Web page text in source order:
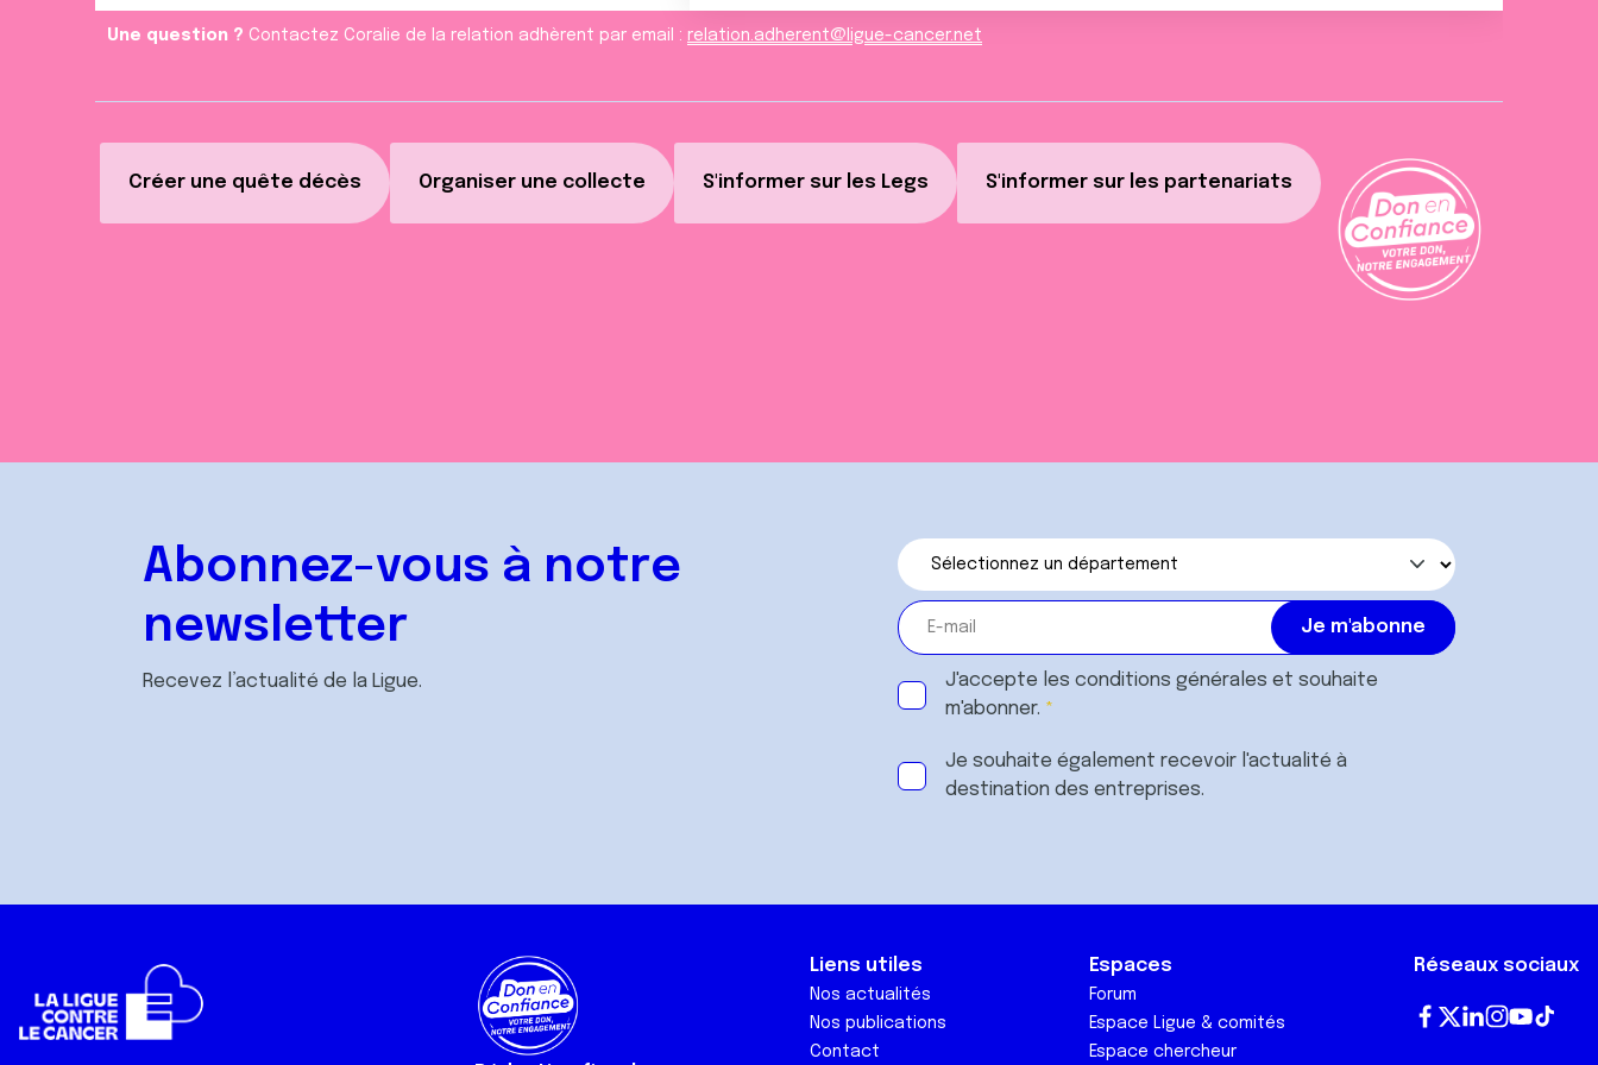
Créer une quête décès Organiser une collecte S'informer sur les Legs S'informer sur les partenariats
Une question ? Contactez Coralie de la relation adhèrent par email : relation.adherent@ligue-cancer.net
Abonnez-vous à notre
newsletter
Recevez l’actualité de la Ligue. J'accepte les conditions générales et souhaite
m'abonner.
Je souhaite également recevoir l'actualité à
destination des entreprises.
Liens utiles
Nos actualités
Nos publications
Contact
Espaces
Forum
Espace Ligue & comités
Espace chercheur
Réseaux sociaux